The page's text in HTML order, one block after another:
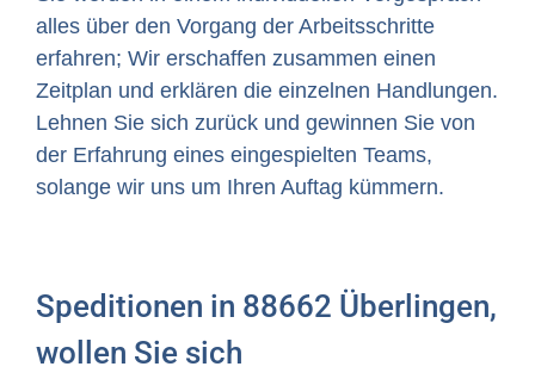
alles über den Vorgang der Arbeitsschritte
erfahren; Wir erschaffen zusammen einen
Zeitplan und erklären die einzelnen Handlungen.
Lehnen Sie sich zurück und gewinnen Sie von
der Erfahrung eines eingespielten Teams,
solange wir uns um Ihren Auftag kümmern.
Speditionen in 88662 Überlingen,
wollen Sie sich